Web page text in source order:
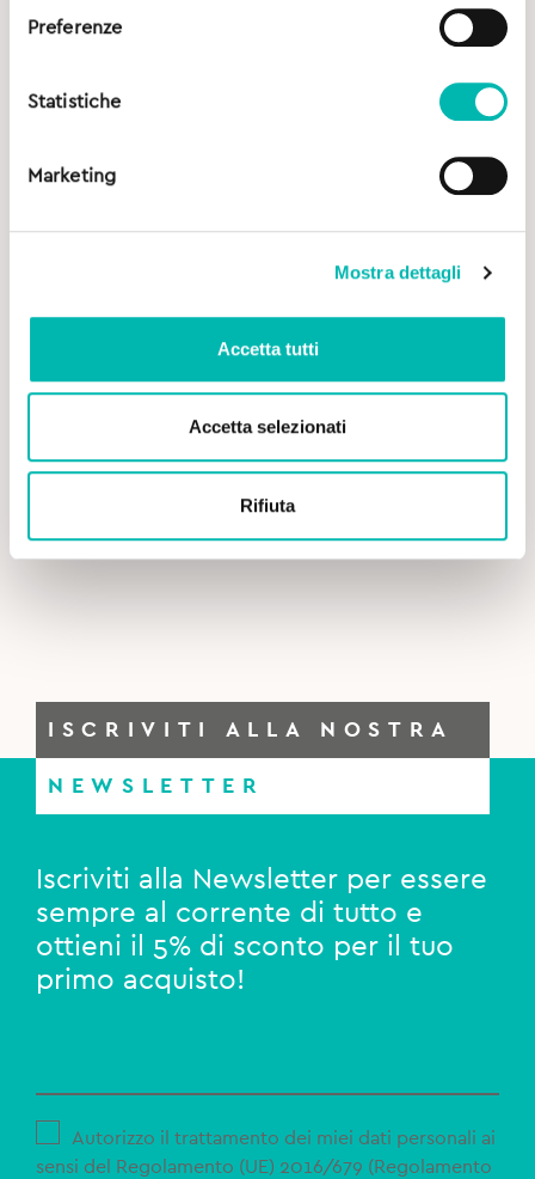
Preferenze
Statistiche
Marketing
Mostra dettagli
Accetta tutti
Accetta selezionati
Rifiuta
13,90
was:
is:
ISCRIVITI ALLA NOSTRA
NEWSLETTER
Iscriviti alla Newsletter per essere
sempre al corrente di tutto e
ottieni il 5% di sconto per il tuo
primo acquisto!
Autorizzo il trattamento dei miei dati personali ai
sensi del Regolamento (UE) 2016/679 (Regolamento